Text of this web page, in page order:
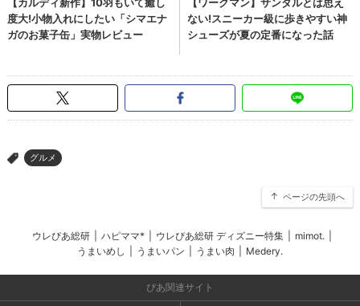
> グルメ
ページの先頭へ
ウレぴあ総研 ハピママ* ウレぴあ総研 ディズニー特集 mimot.
うまいめし
うまいパン うまい肉 Medery.
ぴあ関連サイト